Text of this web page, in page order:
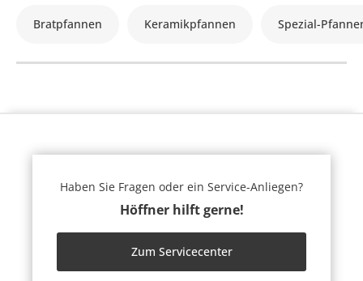
Bratpfannen Keramikpfannen Spezial-
Haben Sie Fragen oder ein Service-Anliegen?
Höffner hilft gerne!
Zum Servicecenter